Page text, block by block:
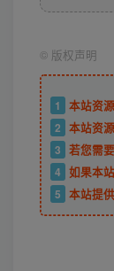
© 版权声明
1
本站资
2 本站资
3 若您需
4 如果本
5 本站提